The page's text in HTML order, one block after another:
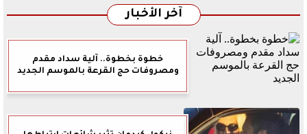
آخر الأخبار
خطوة بخطوة.. آلية سداد مقدم
ومصروفات حج القرعة بالموسم الجديد